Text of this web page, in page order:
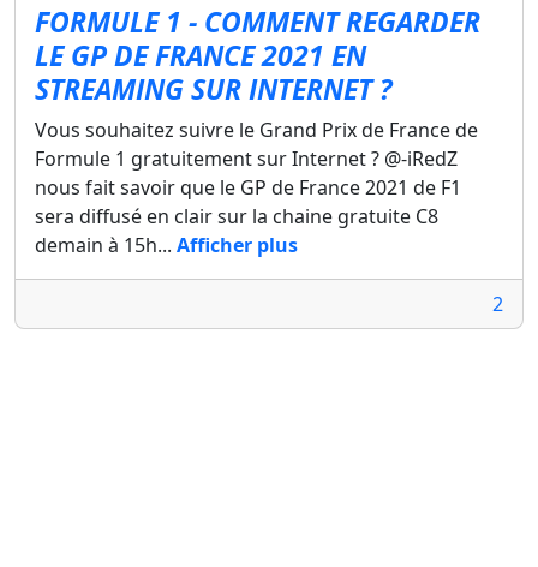
FORMULE 1 - COMMENT REGARDER
LE GP DE FRANCE 2021 EN
STREAMING SUR INTERNET ?
Vous souhaitez suivre le Grand Prix de France de
Formule 1 gratuitement sur Internet ? @-iRedZ
nous fait savoir que le GP de France 2021 de F1
sera diffusé en clair sur la chaine gratuite C8
demain à 15h... Afficher plus
2